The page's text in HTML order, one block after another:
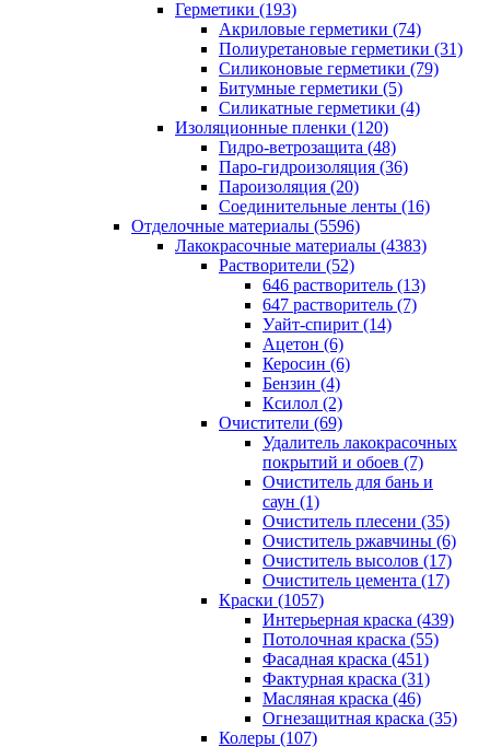
Герметики (193)
Акриловые герметики (74)
Полиуретановые герметики (31)
Силиконовые герметики (79)
Битумные герметики (5)
Силикатные герметики (4)
Изоляционные пленки (120)
Гидро-ветрозащита (48)
Паро-гидроизоляция (36)
Пароизоляция (20)
Соединительные ленты (16)
Отделочные материалы (5596)
Лакокрасочные материалы (4383)
Растворители (52)
646 растворитель (13)
647 растворитель (7)
Уайт-спирит (14)
Ацетон (6)
Керосин (6)
Бензин (4)
Ксилол (2)
Очистители (69)
Удалитель лакокрасочных
покрытий и обоев (7)
Очиститель для бань и
саун (1)
Очиститель плесени (35)
Очиститель ржавчины (6)
Очиститель высолов (17)
Очиститель цемента (17)
Краски (1057)
Интерьерная краска (439)
Потолочная краска (55)
Фасадная краска (451)
Фактурная краска (31)
Масляная краска (46)
Огнезащитная краска (35)
Колеры (107)